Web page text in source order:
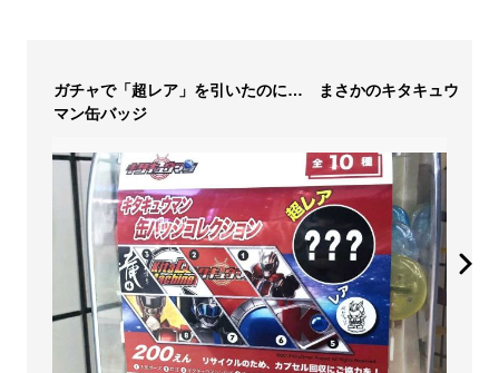
ガチャで「超レア」を引いたのに… まさかのキタキュウ
マン缶バッジ